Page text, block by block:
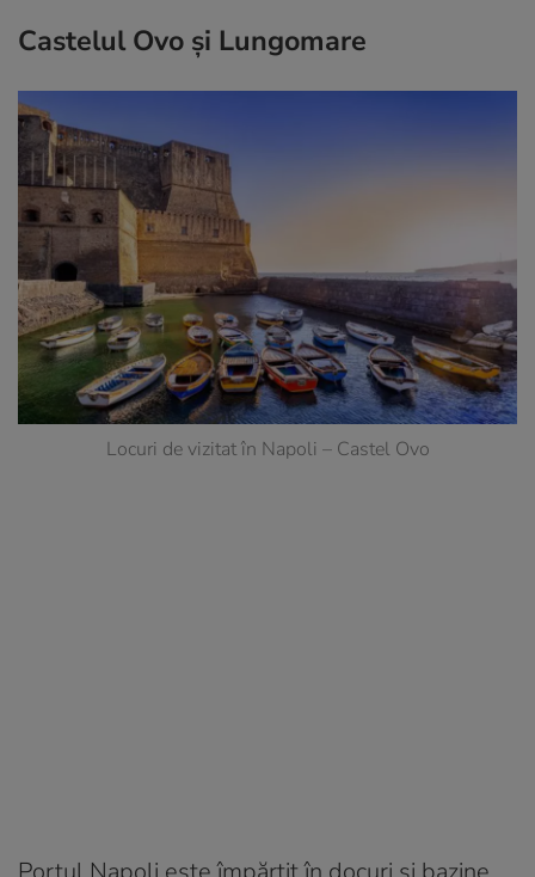
Castelul Ovo și Lungomare
Locuri de vizitat în Napoli – Castel Ovo